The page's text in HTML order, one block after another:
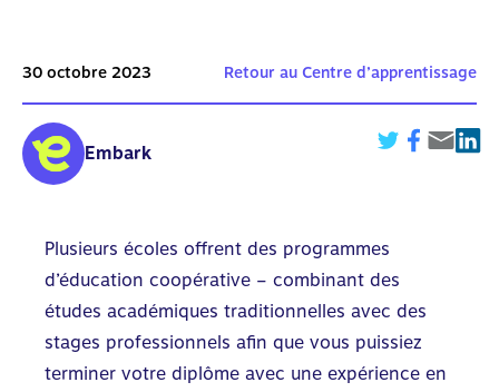
30 octobre 2023 Retour au Centre d’apprentissage
Embark
Plusieurs écoles offrent des programmes
d’éducation coopérative – combinant des
études académiques traditionnelles avec des
stages professionnels afin que vous puissiez
terminer votre diplôme avec une expérience en